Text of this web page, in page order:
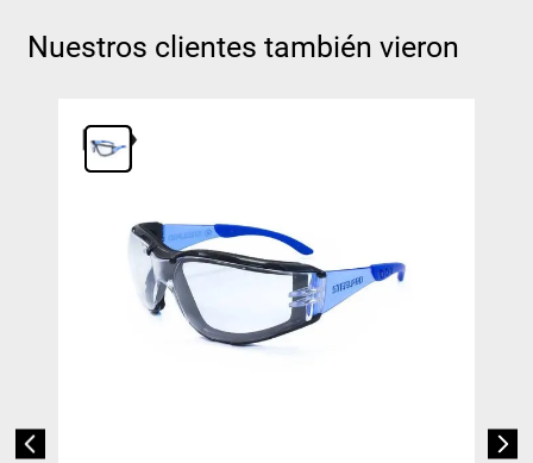
Nuestros clientes también vieron